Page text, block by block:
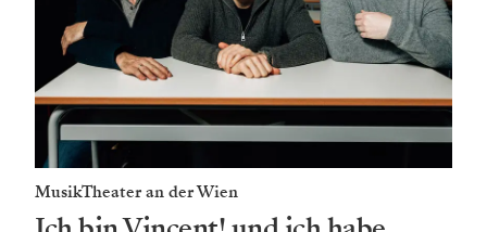
MusikTheater an der Wien